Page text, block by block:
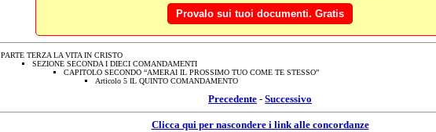
Provalo sui tuoi documenti. Gratis
PARTE TERZA LA VITA IN CRISTO
SEZIONE SECONDA I DIECI COMANDAMENTI
CAPITOLO SECONDO “AMERAI IL PROSSIMO TUO COME TE STESSO”
Articolo 5 IL QUINTO COMANDAMENTO
Precedente - Successivo
Clicca qui per nascondere i link alle concordanze